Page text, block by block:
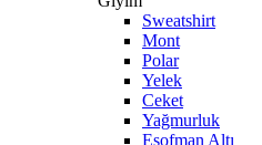
Sweatshirt
Mont
Polar
Yelek
Ceket
Yağmurluk
Eşofman Altı